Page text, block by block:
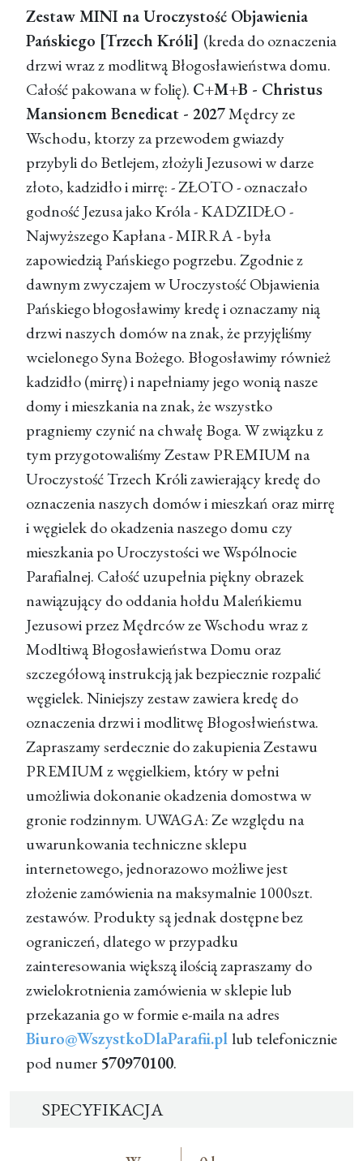
Zestaw MINI na Uroczystość Objawienia
Pańskiego [Trzech Króli] (kreda do oznaczenia
drzwi wraz z modlitwą Błogosławieństwa domu.
Całość pakowana w folię). C+M+B - Christus
Mansionem Benedicat - 2027Mędrcy ze
Wschodu, ktorzy za przewodem gwiazdy
przybyli do Betlejem, złożyli Jezusowi w darze
złoto, kadzidło i mirrę: - ZŁOTO - oznaczało
godność Jezusa jako Króla - KADZIDŁO -
Najwyższego Kapłana - MIRRA - była
zapowiedzią Pańskiego pogrzebu. Zgodnie z
dawnym zwyczajem w Uroczystość Objawienia
Pańskiego błogosławimy kredę i oznaczamy nią
drzwi naszych domów na znak, że przyjęliśmy
wcielonego Syna Bożego. Błogosławimy również
kadzidło (mirrę) i napełniamy jego wonią nasze
domy i mieszkania na znak, że wszystko
pragniemy czynić na chwałę Boga. W związku z
tym przygotowaliśmy Zestaw PREMIUM na
Uroczystość Trzech Króli zawierający kredę do
oznaczenia naszych domów i mieszkań oraz mirrę
i węgielek do okadzenia naszego domu czy
mieszkania po Uroczystości we Wspólnocie
Parafialnej. Całość uzupełnia piękny obrazek
nawiązujący do oddania hołdu Maleńkiemu
Jezusowi przez Mędrców ze Wschodu wraz z
Modltiwą Błogosławieństwa Domu oraz
szczegółową instrukcją jak bezpiecznie rozpalić
węgielek. Niniejszy zestaw zawiera kredę do
oznaczenia drzwi i modlitwę Błogosłwieństwa.
Zapraszamy serdecznie do zakupienia Zestawu
PREMIUM z węgielkiem, który w pełni
umożliwia dokonanie okadzenia domostwa w
gronie rodzinnym. UWAGA: Ze względu na
uwarunkowania techniczne sklepu
internetowego, jednorazowo możliwe jest
złożenie zamówienia na maksymalnie 1000szt.
zestawów. Produkty są jednak dostępne bez
ograniczeń, dlatego w przypadku
zainteresowania większą ilością zapraszamy do
zwielokrotnienia zamówienia w sklepie lub
przekazania go w formie e-maila na adres
Biuro@WszystkoDlaParafii.pl lub telefonicznie
pod numer 570970100.
SPECYFIKACJA